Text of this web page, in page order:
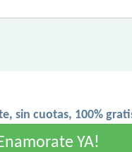
sin cuotas, 100%
YA!